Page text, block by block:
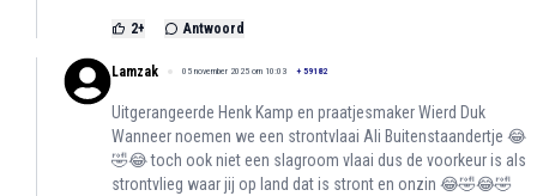
2+ Antwoord
Lamzak 05 november 2025 om 10:03 + 59182
Uitgerangeerde Henk Kamp en praatjesmaker Wierd Duk
Wanneer noemen we een strontvlaai Ali Buitenstaandertje 😂
🤣😂 toch ook niet een slagroom vlaai dus de voorkeur is als
strontvlieg waar jij op land dat is stront en onzin 😂🤣😂🤣